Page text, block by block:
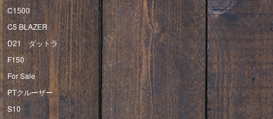
C1500
C5 BLAZER
D21 ダットラ
F150
For Sale
PTクルーザー
S10